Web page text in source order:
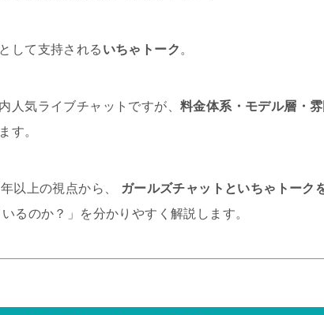
して支持される いちゃトーク 。
人気ライブチャットですが、 料金体系・モデル層・
す。
以上の視点から、
ガールズチャットといちゃトーク
るのか？」を分かりやすく解説します。